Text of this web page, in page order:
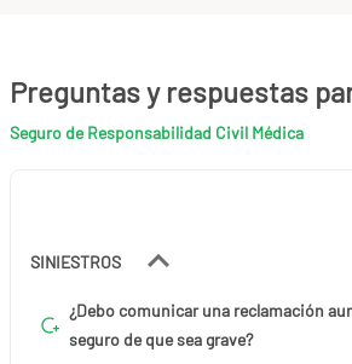
Preguntas y respuestas
Seguro de Responsabilidad Civil Médica
SINIESTROS
¿Debo comunicar una reclamación
seguro de que sea grave?